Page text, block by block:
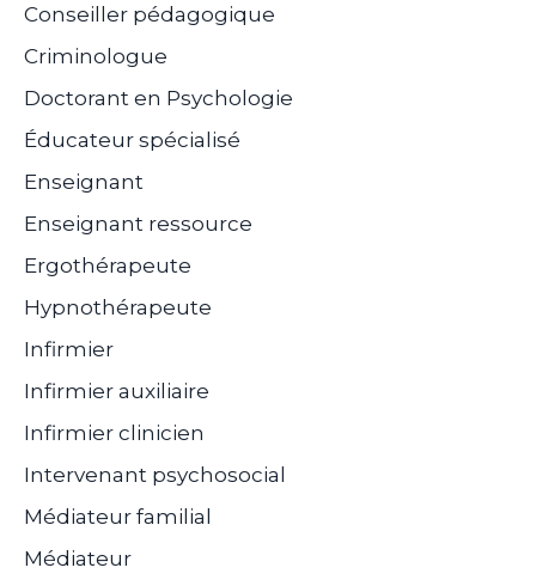
Conseiller pédagogique
Criminologue
Doctorant en Psychologie
Éducateur spécialisé
Enseignant
Enseignant ressource
Ergothérapeute
Hypnothérapeute
Infirmier
Infirmier auxiliaire
Infirmier clinicien
Intervenant psychosocial
Médiateur familial
Médiateur